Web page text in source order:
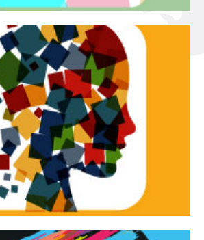
Tracce dinamiche
è una rassegna di teatro
e sperimentale.
Continua